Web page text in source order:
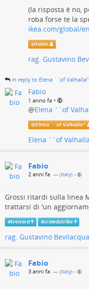
(la risposta è no,
roba forse te la
ikea.com/global/
@Fabio
rag. Gustavino
in reply to Elena ``of Valhalla''
Fabio
1 anno fa •
@Elena ``of
@Elena ``of Valhalla''
Elena ``of
Fabio
2 anni fa — (Italy) •
Grossi ritardi sulla linea
trattarsi di 'un
#trenord #crowdstrike
rag. Gustavino Bevilacqua
Fabio
3 anni fa — (Italy) •